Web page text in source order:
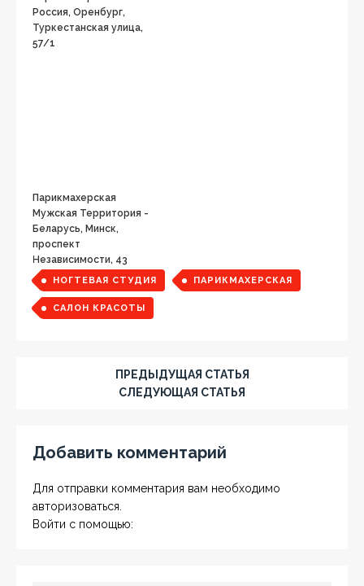
Россия, Оренбург,
Туркестанская улица,
57/1
Парикмахерская
Мужская Территория -
Беларусь, Минск,
проспект
Независимости, 43
НОГТЕВАЯ СТУДИЯ ПАРИКМАХЕРСКАЯ
САЛОН КРАСОТЫ
ПРЕДЫДУЩАЯ СТАТЬЯ
СЛЕДУЮЩАЯ СТАТЬЯ
Добавить комментарий
Для отправки комментария вам необходимо
авторизоваться
Войти с помощью: